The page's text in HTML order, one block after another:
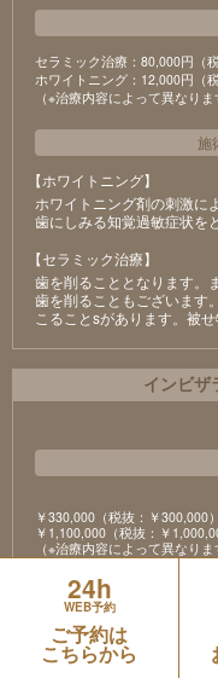
セラミック治療：80,000円（
ホワイトニング：12,000円（
（※治療内容によって異なりま
施
【ホワイトニング】
ホワイトニング剤の刺激に
⻭にしみる知覚過敏症状を
【セラミック治療】
⻭を削ることとなります。
⻭を削ることもございます
こることsがあります。被
インビザ
￥330,000（税抜：￥300,000
￥1,100,000（税抜：￥
（※治療内容によって異なりま
全ての医療と同様に歯科
とをご理解ください。
※すべてのリスクや副作用
24h
WEB予約
ご予約は
こちらから